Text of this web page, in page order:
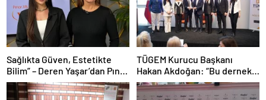
Sağlıkta Güven, Estetikte
Bilim” – Deren Yaşar’dan Pınar
Altuğ’un Programında Çarpıcı
Açıklamalar
TÜGEM Kurucu Başkanı
Hakan Akdoğan: “Bu dernek
bazılarını çok rahatsız etse de
bildiğimden şaşmadık”